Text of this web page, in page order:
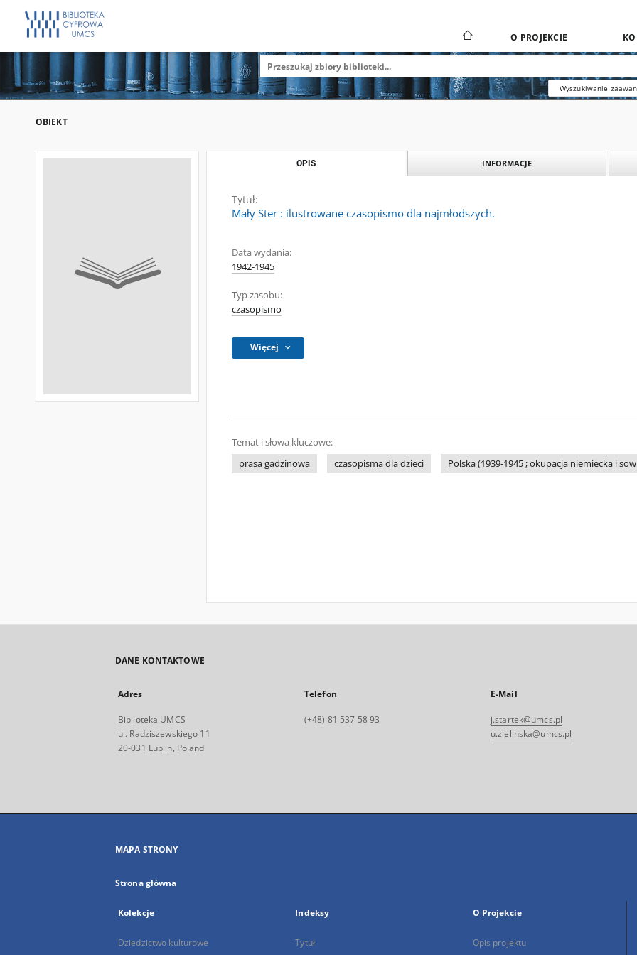
O PROJEKCIE
Wyszukiwanie
OBIEKT
OPIS INFORMACJE
Tytuł:
Mały Ster : ilustrowane czasopismo dla najmłodszych.
Data wydania:
1942-1945
Typ zasobu:
czasopismo
Więcej
Temat i słowa kluczowe:
prasa gadzinowa
czasopisma dla dzieci Polska (1939-1945 ; okupacja niemiecka i
DANE KONTAKTOWE
Adres
Biblioteka UMCS
ul. Radziszewskiego 11
20-031 Lublin, Poland
Telefon
(+48) 81 537 58 93
E-Mail
j.startek@umcs.pl
u.zielinska@umcs.pl
MAPA STRONY
Strona główna
Kolekcje
Dziedzictwo kulturowe
Indeksy
Tytuł
O Projekcie
Opis projektu